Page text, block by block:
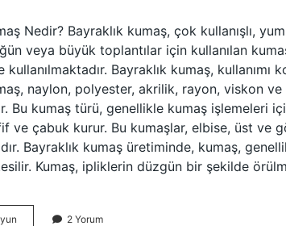
Nedir? Bayraklık kumaş, çok kullanışlı,
veya büyük toplantılar için kullanılan
Bayraklık kumaş, kullanımı
naylon, polyester, akrilik, rayon, viskon
Bu kumaş türü, genellikle kumaş işlemeleri
ve çabuk kurur. Bu kumaşlar, elbise, üst ve
Bayraklık kumaş üretiminde, kumaş,
Kumaş, ipliklerin düzgün bir şekilde
Bayraklık
2 Yorum